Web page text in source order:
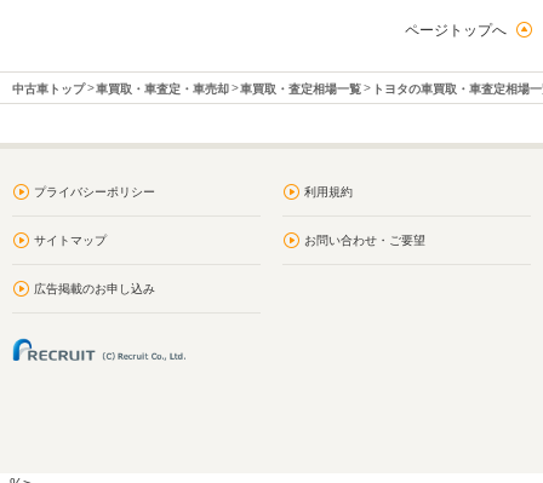
ページトップへ
中古車トップ 車買取・車査定・車売却 車買取・査定相場一覧 トヨタの車買取・車査定相場
プライバシーポリシー 利用規約
サイトマップ お問い合わせ・ご要望
広告掲載のお申し込み